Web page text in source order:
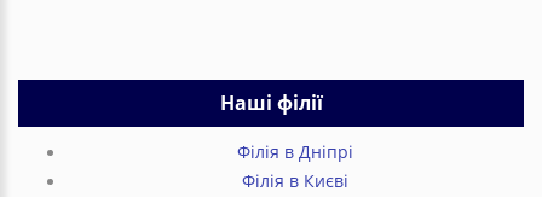
Наші філії
Філія в Дніпрі
Філія в Києві